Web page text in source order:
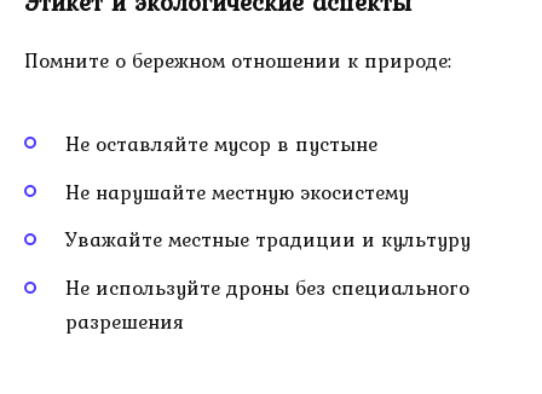
Помните о бережном отношении к природе:
Не оставляйте мусор в пустыне
Не нарушайте местную экосистему
Уважайте местные традиции и культуру
Не используйте дроны без специального
разрешения